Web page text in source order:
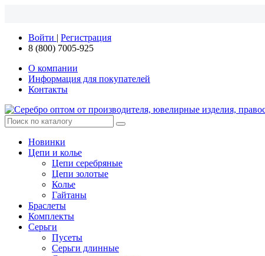
Войти | Регистрация
8 (800) 7005-925
О компании
Информация для покупателей
Контакты
Новинки
Цепи и колье
Цепи серебряные
Цепи золотые
Колье
Гайтаны
Браслеты
Комплекты
Серьги
Пусеты
Серьги длинные